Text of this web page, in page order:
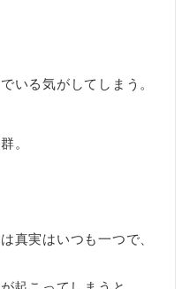
いる気がしてしまう。
。
真実はいつも一つで、